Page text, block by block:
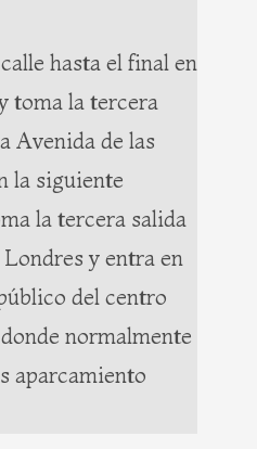
hasta el final en
toma la tercera
Avenida de las
la siguiente
la tercera salida
y entra en
del centro
normalmente
aparcamiento